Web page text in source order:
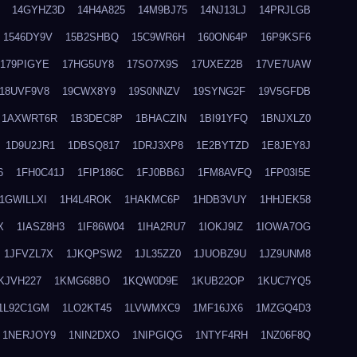
14GYHZ3D 14H4A825 14M9BJ75 14NJ13LJ 14PRJLGB
1546DY9V 15B2SHBQ 15C9WR6H 160ON64P 16P9KSF6
179PIGYE 17HG5UY8 17SO7X9S 17UXEZ2B 17VE7UAW
18UVF9V8 19CWX8Y9 19S0NNZV 19SYNG2F 19V5GFDB
1AXWRT6R 1B3DEC8P 1BHACZIN 1BI91YFQ 1BNJXLZ0
1D9U2JR1 1DBSQ817 1DRJ3XP8 1E2BYTZD 1E8JEY8J
1FH0C41J 1FIP186C 1FJ0BB6J 1FM8AVFQ 1FP03I5E
1GWILLXI 1H4L4ROK 1HAKMC6P 1HDB3VUY 1HHJEK58
1IASZ8H3 1IF86W04 1IHA2RU7 1IOKJ9IZ 1IOWA7OG
1JFVZL7X 1JKQPSW2 1JL35ZZ0 1JUOBZ9U 1JZ9UNM8
1KMG68BO 1KQW0D9E 1KUB22OP 1KUC7YQ5
1LO2KT45 1LVWMXC9 1MF16JX6 1MZGQ4D3
1NERJOY9 1NIN2DXO 1NIPGIQG 1NTYF4RH 1NZ06F8Q